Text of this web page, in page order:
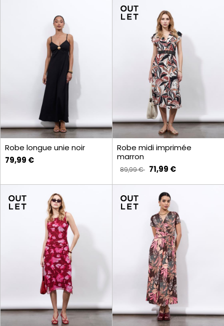
Robe longue unie noir
79,99 €
Robe midi imprimée
marron
89,99 € 71,99 €